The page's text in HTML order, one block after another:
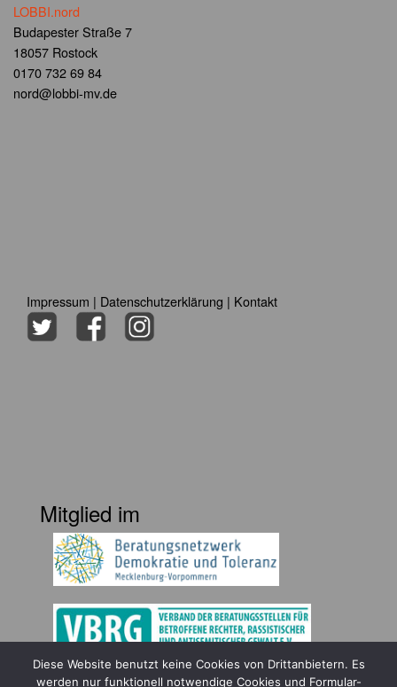
LOBBI.nord
Budapester Straße 7
18057 Rostock
0170 732 69 84
nord@lobbi-mv.de
Impressum | Datenschutzerklärung | Kontakt
Mitglied im
Diese Website benutzt keine Cookies von Drittanbietern. Es
werden nur funktionell notwendige Cookies und Formular-